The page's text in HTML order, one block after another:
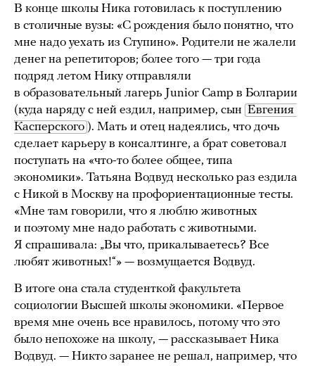
В конце школы Ника готовилась к поступлению
в столичные вузы: «С рождения было понятно, что
мне надо уехать из Ступино». Родители не жалели
денег на репетиторов; более того — три года
подряд летом Нику отправляли
в образовательный лагерь Junior Camp в Болгарии
(куда наряду с ней ездил, например, сын Евгения
Касперского ). Мать и отец надеялись, что дочь
сделает карьеру в консалтинге, а брат советовал
поступать на «что-то более общее, типа
экономики». Татьяна Водвуд несколько раз ездила
с Никой в Москву на профориентационные тесты.
«Мне там говорили, что я люблю животных
и поэтому мне надо работать с животными.
Я спрашивала: „Вы что, прикалываетесь? Все
любят животных!“» — возмущается Водвуд.
В итоге она стала студенткой факультета
социологии Высшей школы экономики. «Первое
время мне очень все нравилось, потому что это
было непохоже на школу, — рассказывает Ника
Водвуд. — Никто заранее не решал, например, что